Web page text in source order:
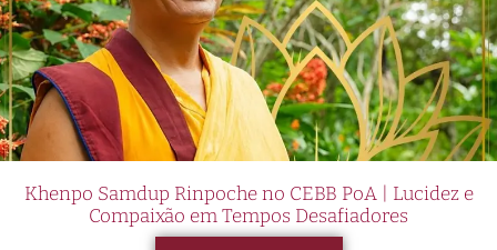
Khenpo Samdup Rinpoche no CEBB PoA | Lucidez e
Compaixão em Tempos Desafiadores